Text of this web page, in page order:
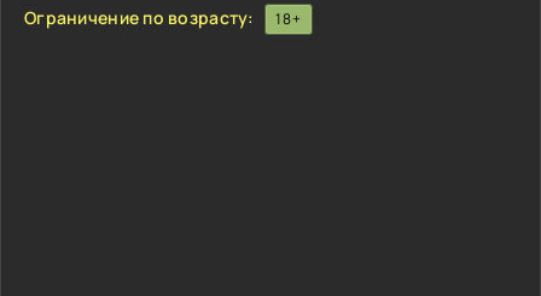
Ограничение по возрасту: 18+